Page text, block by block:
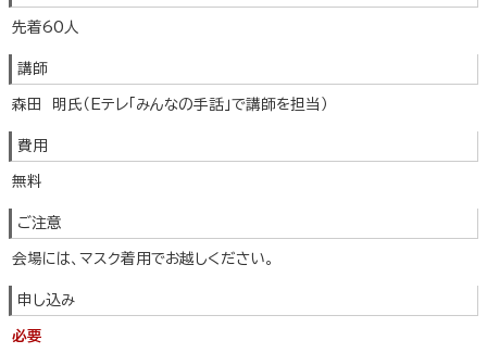
先着60人
講師
森田 明氏（Eテレ「みんなの手話」で講師を担当）
費用
無料
ご注意
会場には、マスク着用でお越しください。
申し込み
必要